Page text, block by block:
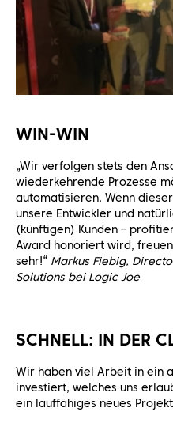
WIN-WIN
„Wir verfolgen stets den
wiederkehrende Prozesse
automatisieren. Wenn
unsere Entwickler und
(künftigen) Kunden –
Award honoriert wird,
sehr!“ Markus Fiebig,
Solutions bei Logic Joe
SCHNELL: IN DER
Wir haben viel Arbeit in ein
investiert, welches uns
ein lauffähiges neues